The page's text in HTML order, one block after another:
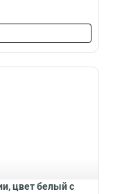
цвет белый с